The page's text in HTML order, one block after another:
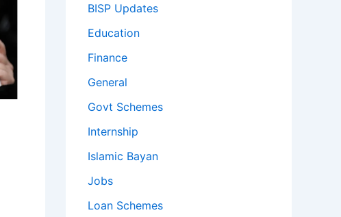
BISP Updates
Education
Finance
General
Govt Schemes
Internship
Islamic Bayan
Jobs
Loan Schemes